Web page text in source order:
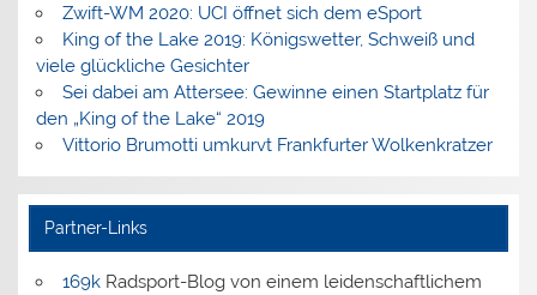
Zwift-WM 2020: UCI öffnet sich dem eSport
King of the Lake 2019: Königswetter, Schweiß und
viele glückliche Gesichter
Sei dabei am Attersee: Gewinne einen Startplatz für
den „King of the Lake“ 2019
Vittorio Brumotti umkurvt Frankfurter Wolkenkratzer
Partner-Links
169kRadsport-Blog von einem leidenschaftlichem